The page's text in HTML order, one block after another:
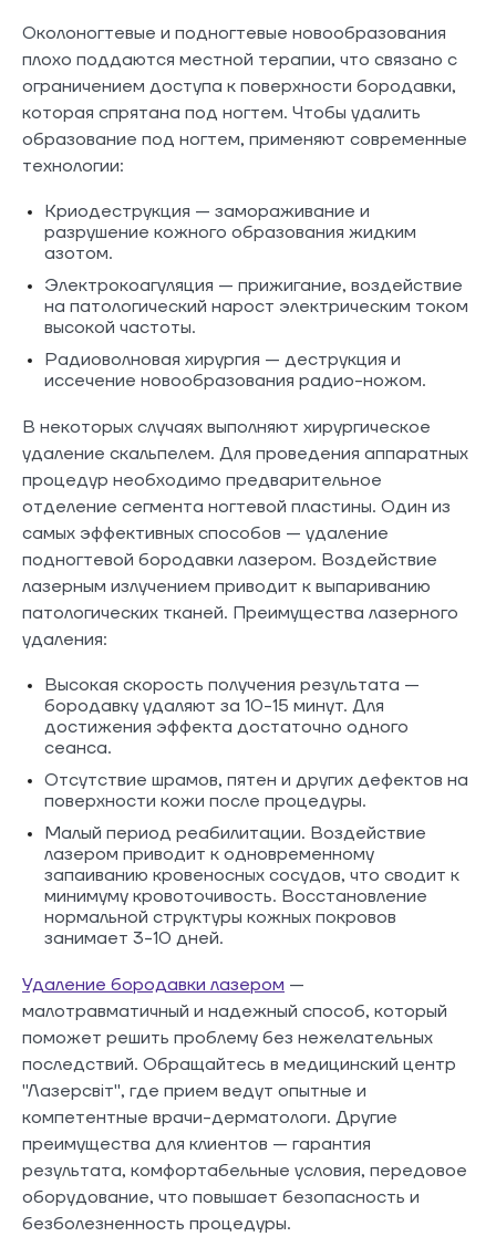
Околоногтевые и подногтевые новообразования
плохо поддаются местной терапии, что связано с
ограничением доступа к поверхности бородавки,
которая спрятана под ногтем. Чтобы удалить
образование под ногтем, применяют современные
технологии:
Криодеструкция — замораживание и
разрушение кожного образования жидким
азотом.
Электрокоагуляция — прижигание, воздействие
на патологический нарост электрическим током
высокой частоты.
Радиоволновая хирургия — деструкция и
иссечение новообразования радио-ножом.
В некоторых случаях выполняют хирургическое
удаление скальпелем. Для проведения аппаратных
процедур необходимо предварительное
отделение сегмента ногтевой пластины. Один из
самых эффективных способов — удаление
подногтевой бородавки лазером. Воздействие
лазерным излучением приводит к выпариванию
патологических тканей. Преимущества лазерного
удаления:
Высокая скорость получения результата —
бородавку удаляют за 10-15 минут. Для
достижения эффекта достаточно одного
сеанса.
Отсутствие шрамов, пятен и других дефектов на
поверхности кожи после процедуры.
Малый период реабилитации. Воздействие
лазером приводит к одновременному
запаиванию кровеносных сосудов, что сводит к
минимуму кровоточивость. Восстановление
нормальной структуры кожных покровов
занимает 3-10 дней.
Удаление бородавки лазером —
малотравматичный и надежный способ, который
поможет решить проблему без нежелательных
последствий. Обращайтесь в медицинский центр
"Лазерсвіт", где прием ведут опытные и
компетентные врачи-дерматологи. Другие
преимущества для клиентов — гарантия
результата, комфортабельные условия, передовое
оборудование, что повышает безопасность и
безболезненность процедуры.